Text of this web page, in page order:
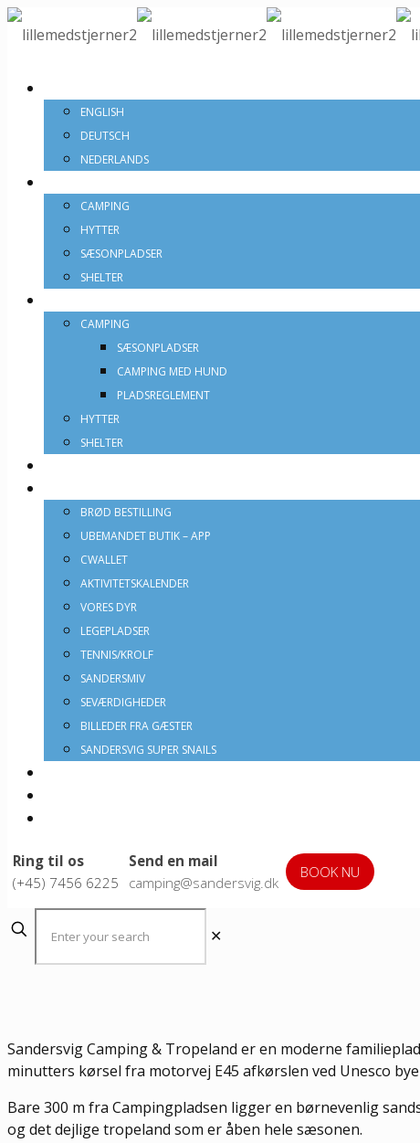
ENGLISH
DEUTSCH
NEDERLANDS
CAMPING
HYTTER
SÆSONPLADSER
SHELTER
CAMPING
SÆSONPLADSER
CAMPING MED HUND
PLADSREGLEMENT
HYTTER
SHELTER
BRØD BESTILLING
UBEMANDET BUTIK – APP
CWALLET
AKTIVITETSKALENDER
VORES DYR
LEGEPLADSER
TENNIS/KROLF
SANDERSMIV
SEVÆRDIGHEDER
BILLEDER FRA GÆSTER
SANDERSVIG SUPER SNAILS
Ring til os
(+45) 7456 6225
Send en mail
camping@sandersvig.dk
BOOK NU
✕
Sandersvig Camping & Tropeland er en moderne
minutters kørsel fra motorvej E45 afkørslen ved Unesco
Bare 300 m fra Campingpladsen ligger en børnevenlig
og det dejlige tropeland som er åben hele sæsonen.